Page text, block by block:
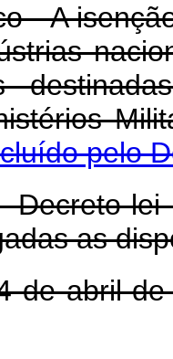
- A
pelo
as
de abril